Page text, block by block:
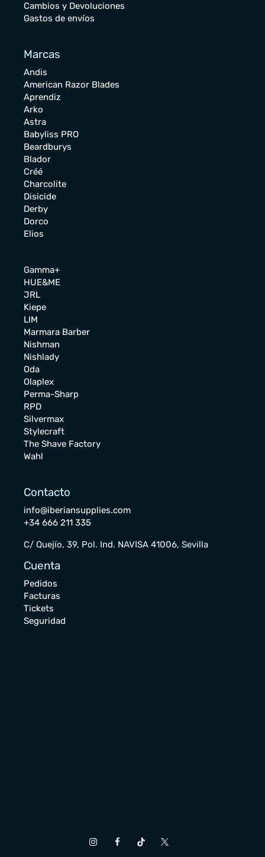
Cambios y Devoluciones
Gastos de envíos
Marcas
Andis
American Razor Blades
Aprendiz
Arko
Astra
Babyliss PRO
Beardburys
Blador
Créé
Charcolite
Disicide
Derby
Dorco
Elios
Gamma+
HUE&ME
JRL
Kiepe
LIM
Marmara Barber
Nishman
Nishlady
Oda
Olaplex
Perma-Sharp
RPD
Silvermax
Stylecraft
The Shave Factory
Wahl
Contacto
info@iberiansupplies.com
+34 666 211 335
C/ Quejío, 39, Pol. Ind. NAVISA 41006, Sevilla
Cuenta
Pedidos
Facturas
Tickets
Seguridad